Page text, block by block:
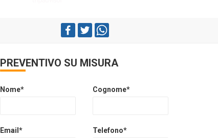
PREVENTIVO SU MISURA
Nome* Cognome*
Email* Telefono*